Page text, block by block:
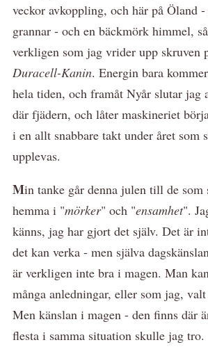
veckor avkoppling, och här på Öland -
grannar - och en bäckmörk himmel,
verkligen som jag vrider upp skruven
Duracell-Kanin. Energin bara
hela tiden, och framåt Nyår slutar jag
där fjädern, och låter maskineriet
i en allt snabbare takt under året som
upplevas.
Min tanke går denna julen till de
hemma i "mörker" och "ensamhet".
känns, jag har gjort det själv. Det är
det kan verka - men själva
är verkligen inte bra i magen. Man
många anledningar, eller som jag,
Men känslan i magen - den finns där
flesta i samma situation skulle jag tro.